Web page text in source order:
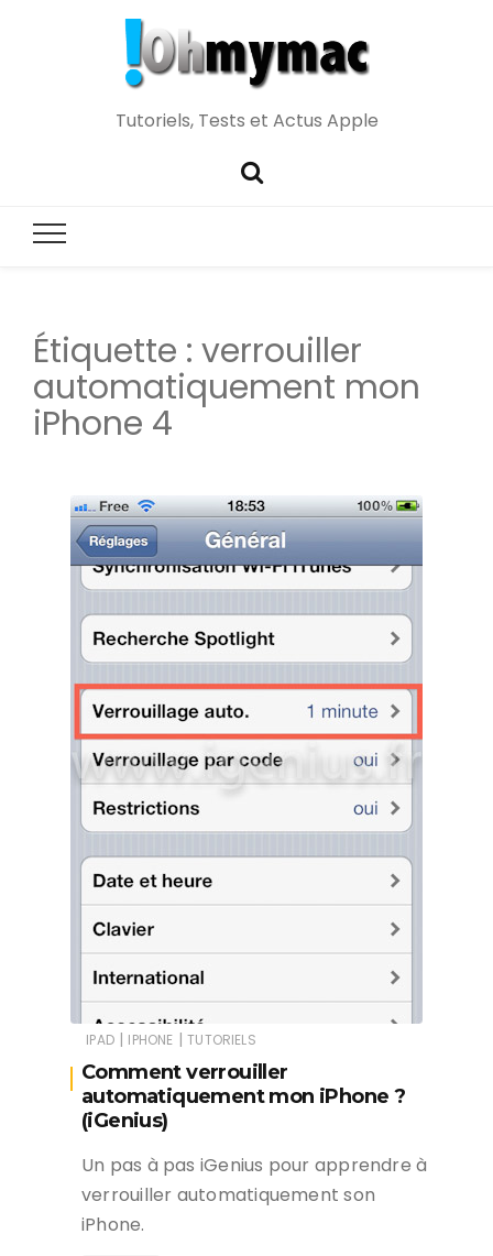
Tutoriels, Tests et Actus Apple
Étiquette : verrouiller
automatiquement mon
iPhone 4
IPAD | IPHONE | TUTORIELS
Comment verrouiller
automatiquement mon iPhone ?
(iGenius)
Un pas à pas iGenius pour apprendre à
verrouiller automatiquement son
iPhone.